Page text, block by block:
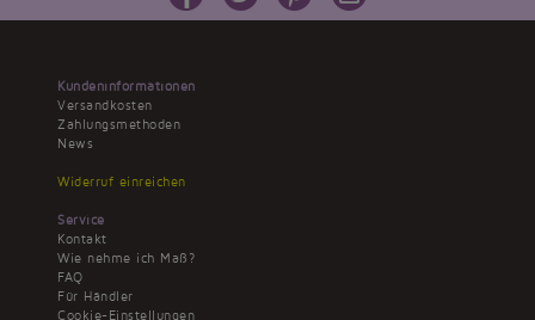
Kundeninformationen
Versandkosten
Zahlungsmethoden
News
Widerruf einreichen
Service
Kontakt
Wie nehme ich Maß?
FAQ
Für Händler
Cookie-Einstellungen